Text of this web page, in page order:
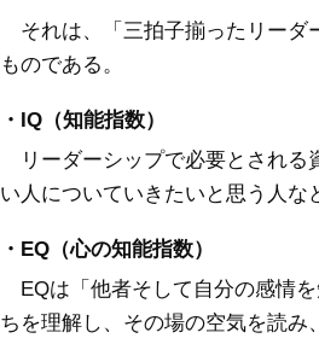
それは、「三拍子揃ったリーダ
ものである。
・IQ（知能指数）
リーダーシップで必要とされる
い人についていきたいと思う人な
・EQ（心の知能指数）
EQは「他者そして自分の感情
ちを理解し、その場の空気を読み